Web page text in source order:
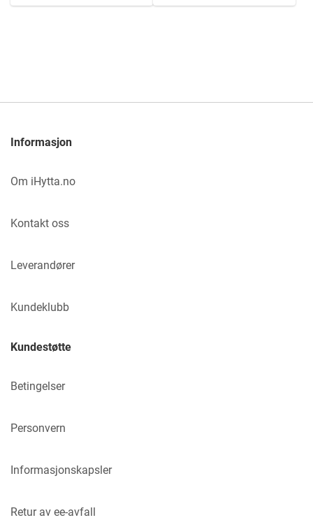
Informasjon
Om iHytta.no
Kontakt oss
Leverandører
Kundeklubb
Kundestøtte
Betingelser
Personvern
Informasjonskapsler
Retur av ee-avfall